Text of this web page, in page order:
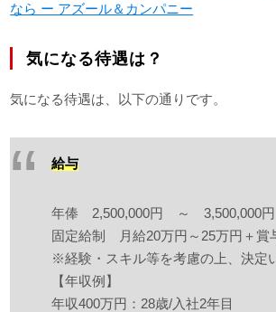
なら ー アズール＆カンパニー
気になる待遇は？
気になる待遇は、以下の通りです。
給与
年俸 2,500,000円 ～ 3,500,000円
固定給制 月給20万円～25万円＋賞
※経験・スキル等を考慮の上、決定
【年収例】
年収400万円：28歳/入社2年目